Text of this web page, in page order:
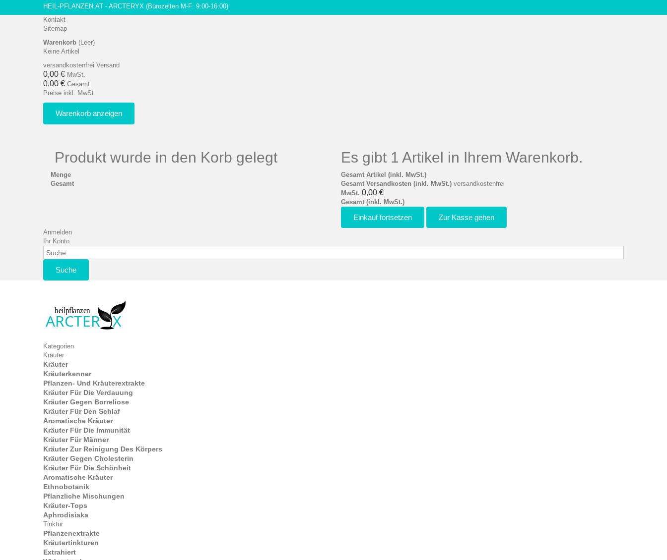
HEIL-PFLANZEN.AT - ARCTERYX (Bürozeiten M-F: 9:00-16:00)
Kontakt
Sitemap
Warenkorb (Leer)
Keine Artikel
versandkostenfrei Versand
0,00 € MwSt.
0,00 € Gesamt
Preise inkl. MwSt.
Warenkorb anzeigen
Produkt wurde in den Korb gelegt
Menge
Gesamt
Es gibt 1 Artikel in Ihrem Warenkorb.
Gesamt Artikel (inkl. MwSt.)
Gesamt Versandkosten (inkl. MwSt.) versandkostenfrei
MwSt. 0,00 €
Gesamt (inkl. MwSt.)
Einkauf fortsetzen Zur Kasse gehen
Anmelden
Ihr Konto
Suche
Kategorien
Kräuter
Kräuter
Kräuterkenner
Pflanzen- Und Kräuterextrakte
Kräuter Für Die Verdauung
Kräuter Gegen Borreliose
Kräuter Für Den Schlaf
Aromatische Kräuter
Kräuter Für Die Immunität
Kräuter Für Männer
Kräuter Zur Reinigung Des Körpers
Kräuter Gegen Cholesterin
Kräuter Für Die Schönheit
Aromatische Kräuter
Ethnobotanik
Pflanzliche Mischungen
Kräuter-Tops
Aphrodisiaka
Tinktur
Pflanzenextrakte
Kräutertinkturen
Extrahiert